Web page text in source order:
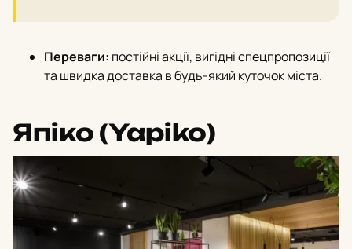
Переваги: постійні акції, вигідні спецпропозиції
та швидка доставка в будь-який куточок міста.
Япіко (Yapiko)